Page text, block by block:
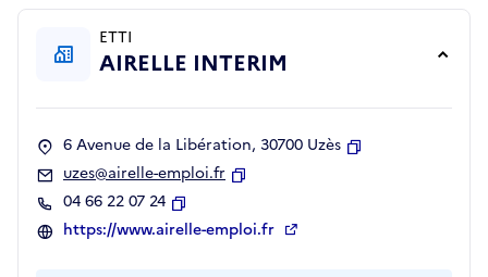
ETTI
AIRELLE INTERIM
6 Avenue de la Libération, 30700 Uzès
uzes@airelle-emploi.fr
04 66 22 07 24
Copier
https://www.airelle-emploi.fr